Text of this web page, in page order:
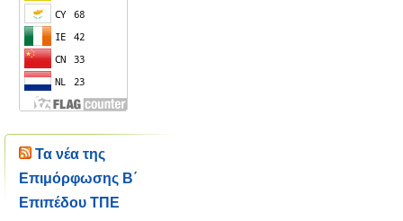
Τα νέα της
Επιμόρφωσης Β΄
Επιπέδου ΤΠΕ